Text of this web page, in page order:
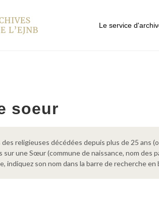
Le service
soeur
religieuses décédées depuis plus de 25 ans
sur une Sœur (commune de naissance, nom des
indiquez son nom dans la barre de recherche